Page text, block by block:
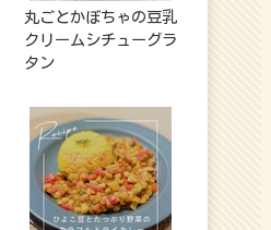
丸ごとかぼちゃの豆乳
クリームシチューグラ
タン